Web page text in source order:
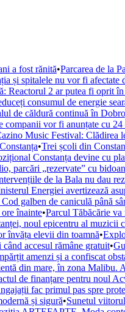
a fost rănită•Parcarea de la
și spitalele nu vor fi afectate
2 ar putea fi oprit
consumul de energie
de căldură continuă în
vor fi anunțate cu 24
Music Festival: Clădirea
•Trei școli din
Constanța devine cu
parcări „rezervate” cu
de la Bala nu dau
Energiei avertizează
galben de caniculă până
înainte•Parcul Tăbăcărie
noul epicentru al muzicii
învăța elevii din toamnă•
accesul rămâne gratuit•
amenzi și a confiscat
din mare, în zona
de finanțare pentru noul
fac primul pas spre
și sigură•Sunetul